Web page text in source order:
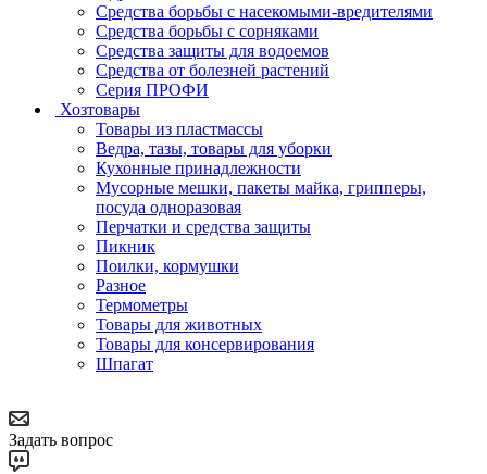
Средства борьбы с насекомыми-вредителями
Средства борьбы с сорняками
Средства защиты для водоемов
Средства от болезней растений
Серия ПРОФИ
Хозтовары
Товары из пластмассы
Ведра, тазы, товары для уборки
Кухонные принадлежности
Мусорные мешки, пакеты майка, грипперы,
посуда одноразовая
Перчатки и средства защиты
Пикник
Поилки, кормушки
Разное
Термометры
Товары для животных
Товары для консервирования
Шпагат
Задать вопрос